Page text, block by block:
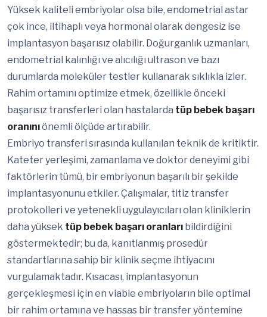
Yüksek kaliteli embriyolar olsa bile, endometrial astar
çok ince, iltihaplı veya hormonal olarak dengesiz ise
implantasyon başarısız olabilir. Doğurganlık uzmanları,
endometrial kalınlığı ve alıcılığı ultrason ve bazı
durumlarda moleküler testler kullanarak sıklıkla izler.
Rahim ortamını optimize etmek, özellikle önceki
başarısız transferleri olan hastalarda tüp bebek başarı
oranınıönemli ölçüde artırabilir.
Embriyo transferi sırasında kullanılan teknik de kritiktir.
Kateter yerleşimi, zamanlama ve doktor deneyimi gibi
faktörlerin tümü, bir embriyonun başarılı bir şekilde
implantasyonunu etkiler. Çalışmalar, titiz transfer
protokolleri ve yetenekli uygulayıcıları olan kliniklerin
daha yüksek tüp bebek başarı oranları bildirdiğini
göstermektedir; bu da, kanıtlanmış prosedür
standartlarına sahip bir klinik seçme ihtiyacını
vurgulamaktadır. Kısacası, implantasyonun
gerçekleşmesi için en viable embriyoların bile optimal
bir rahim ortamına ve hassas bir transfer yöntemine